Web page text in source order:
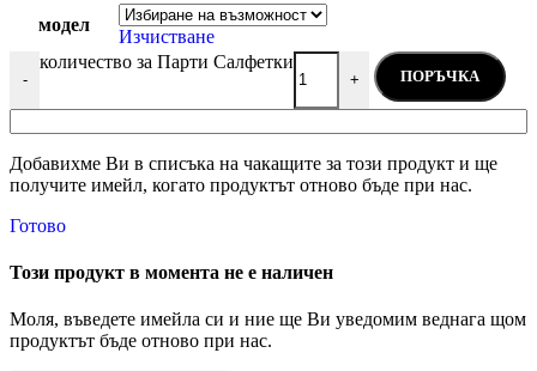
модел
Изчистване
-
количество за Парти Салфетки
+ ПОРЪЧКА
Добавихме Ви в списъка на чакащите за този продукт и ще
получите имейл, когато продуктът отново бъде при нас.
Готово
Този продукт в момента не е наличен
Моля, въведете имейла си и ние ще Ви уведомим веднага щом
продуктът бъде отново при нас.